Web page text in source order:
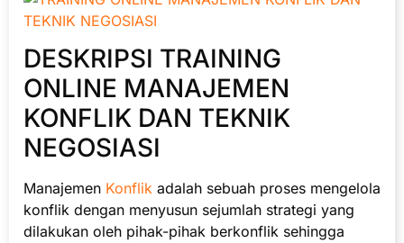
DESKRIPSI TRAINING
ONLINE MANAJEMEN
KONFLIK DAN TEKNIK
NEGOSIASI
Manajemen Konflik adalah sebuah proses mengelola
konflik dengan menyusun sejumlah strategi yang
dilakukan oleh pihak-pihak berkonflik sehingga